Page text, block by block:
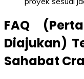
FAQ
Diajukan)
Sahabat